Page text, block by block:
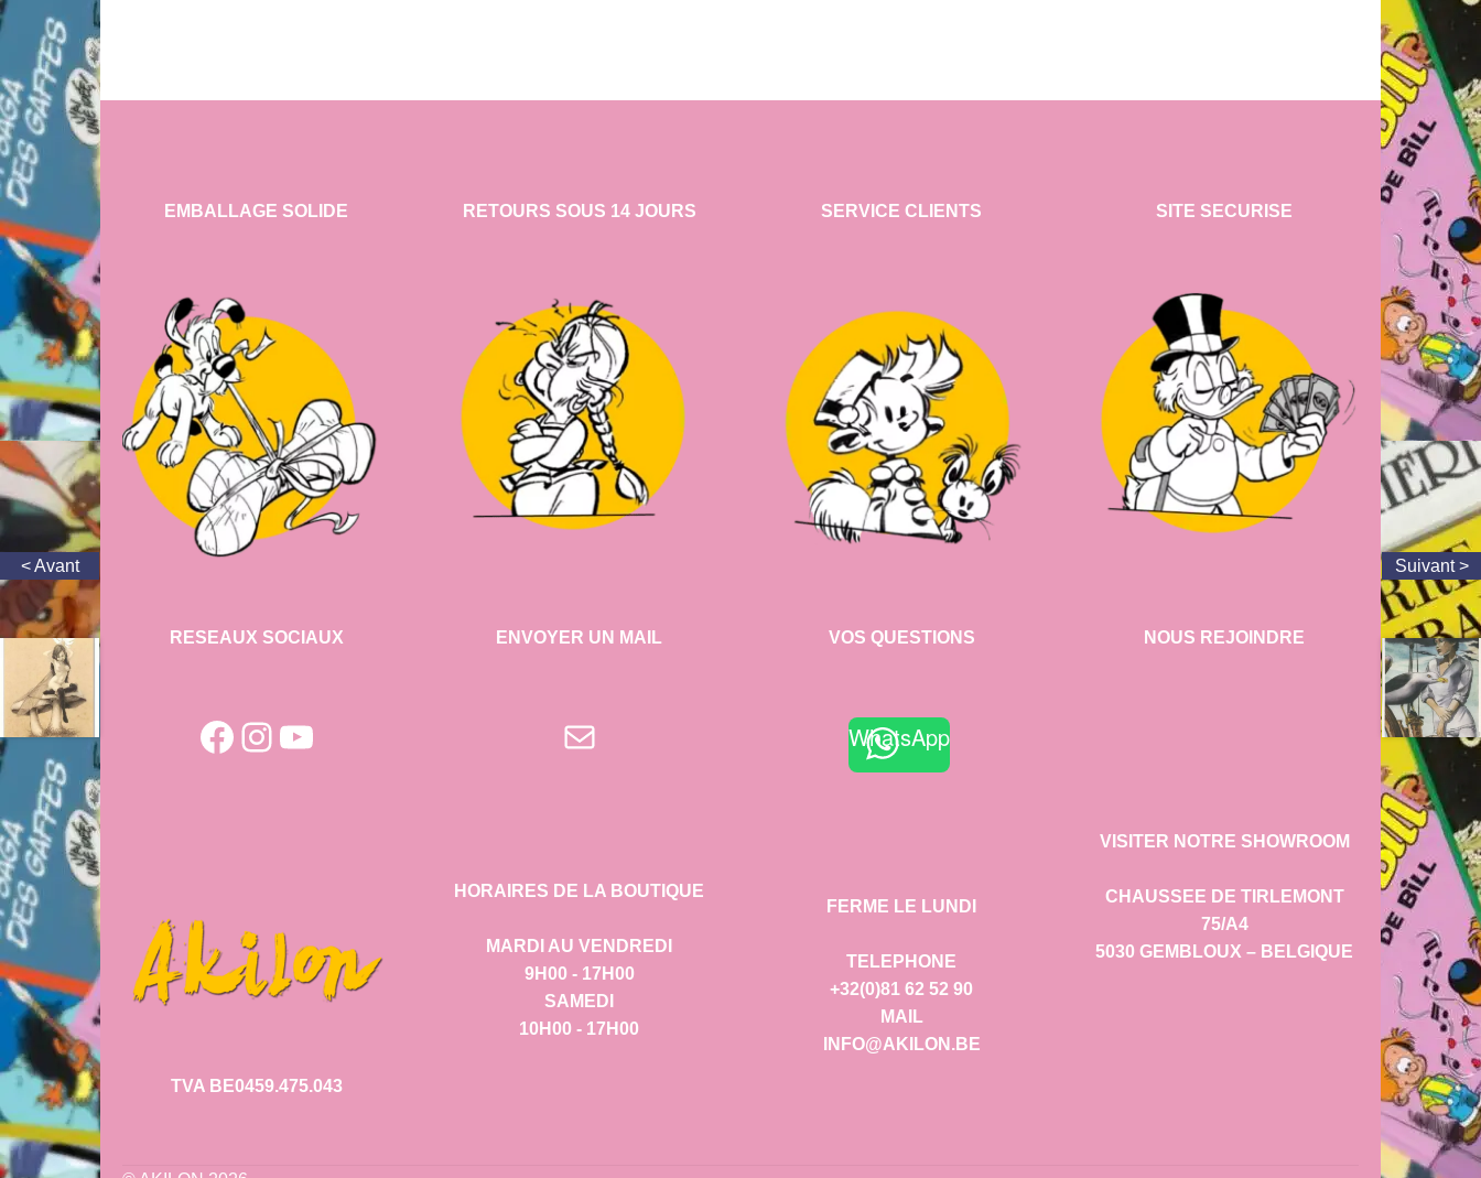
EMBALLAGE SOLIDE
RESEAUX SOCIAUX
Facebook
Instagram
YouTube
TVA BE0459.475.043
RETOURS SOUS 14 JOURS
ENVOYER UN MAIL
E-mail
HORAIRES DE LA BOUTIQUE
MARDI AU VENDREDI
9H00 - 17H00
SAMEDI
10H00 - 17H00
SERVICE CLIENTS
VOS QUESTIONS
WhatsApp
FERME LE LUNDI
TELEPHONE
+32(0)81 62 52 90
MAIL
INFO@AKILON.BE
SITE SECURISE
NOUS REJOINDRE
VISITER NOTRE SHOWROOM
CHAUSSEE DE TIRLEMONT
75/A4
5030 GEMBLOUX – BELGIQUE